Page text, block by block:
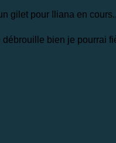
gilet pour Iliana en
bien je pourrai